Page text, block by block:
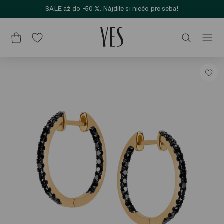
SALE až do -50 %. Nájdite si niečo pre seba!